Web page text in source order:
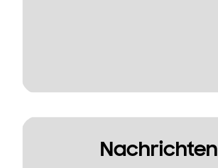
Nachrichten